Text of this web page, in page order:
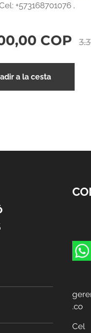
+573168701076 ,
COP
a la cesta
.co
Cel